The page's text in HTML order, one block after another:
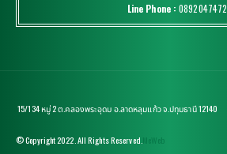
Line Phone :0892047472
15/134 หมู่ 2 ต.คลองพระอุดม อ.ลาดหลุมแก้ว จ.ปทุมธานี 12140
© Copyright 2022. All Rights Reserved.MeWeb